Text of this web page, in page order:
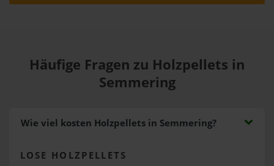
Häufige Fragen zu Holzpellets in
Semmering
Wie viel kosten Holzpellets in Semmering?
LOSE HOLZPELLETS